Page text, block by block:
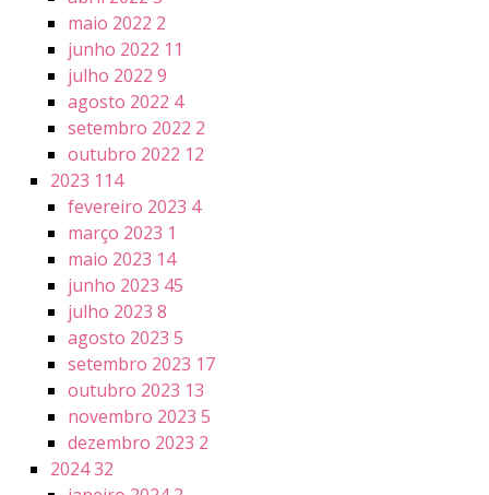
maio 2022 2
junho 2022 11
julho 2022 9
agosto 2022 4
setembro 2022 2
outubro 2022 12
2023 114
fevereiro 2023 4
março 2023 1
maio 2023 14
junho 2023 45
julho 2023 8
agosto 2023 5
setembro 2023 17
outubro 2023 13
novembro 2023 5
dezembro 2023 2
202432